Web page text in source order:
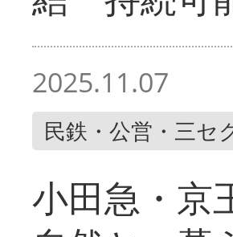
2025.11.07
民鉄・公営・三セ
小田急・